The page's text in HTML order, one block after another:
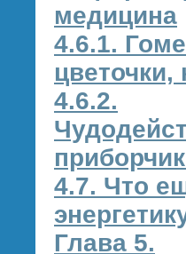
медицина
4.6.1.
цветочки,
4.6.2.
4.7. Что
Глава 5.